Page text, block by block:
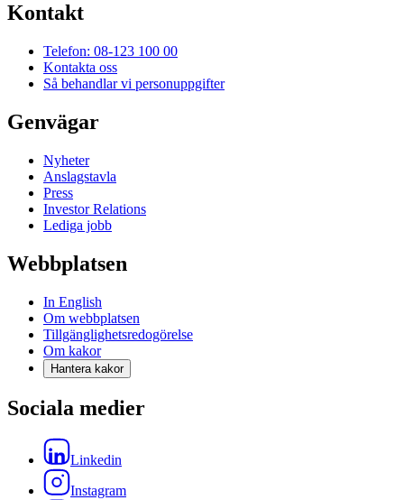
Kontakt
Telefon: 08-123 100 00
Kontakta oss
Så behandlar vi personuppgifter
Genvägar
Nyheter
Anslagstavla
Press
Investor Relations
Lediga jobb
Webbplatsen
In English
Om webbplatsen
Tillgänglighetsredogörelse
Om kakor
Hantera kakor
Sociala medier
Linkedin
Instagram